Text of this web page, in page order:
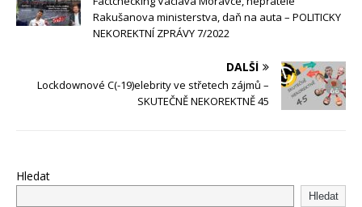
Rakušanova ministerstva, daň na auta – POLITICKY
NEKOREKTNÍ ZPRÁVY 7/2022
DALŠÍ
Lockdownové C(-19)elebrity ve střetech zájmů –
SKUTEČNĚ NEKOREKTNĚ 45
Hledat
Hledat